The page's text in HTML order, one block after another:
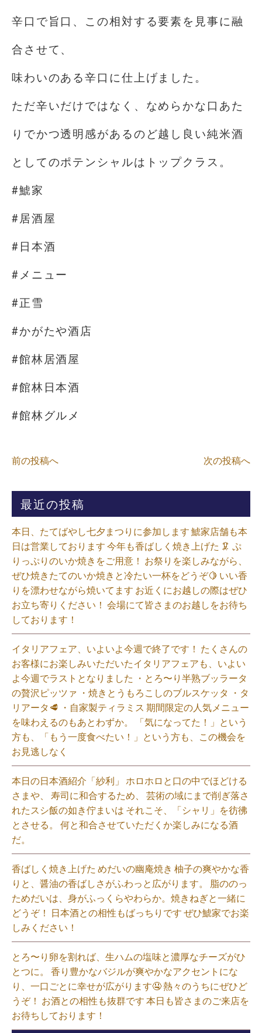
辛口で旨口、この相対する要素を見事に融
合させて、
味わいのある辛口に仕上げました。
ただ辛いだけではなく、なめらかな口あた
りでかつ透明感があるのど越し良い純米酒
としてのポテンシャルはトップクラス。
#鯱家
#居酒屋
#日本酒
#メニュー
#正雪
#かがたや酒店
#館林居酒屋
#館林日本酒
#館林グルメ
前の投稿へ 次の投稿へ
最近の投稿
本日、たてばやし七夕まつりに参加します 鯱家店舗も本
日は営業しております️ 今年も香ばしく焼き上げた 🦑 ぷ
りっぷりのいか焼きをご用意！ お祭りを楽しみながら、
ぜひ焼きたてのいか焼きと冷たい一杯をどうぞ🍋 いい香
りを漂わせながら焼いてます お近くにお越しの際はぜひ
お立ち寄りください！ 会場にて皆さまのお越しをお待ち
しております！
イタリアフェア、いよいよ今週で終了です！ たくさんの
お客様にお楽しみいただいたイタリアフェアも、いよい
よ今週でラストとなりました ・とろ〜り半熟ブッラータ
の贅沢ピッツァ ・焼きとうもろこしのブルスケッタ ・タ
リアータ🥩 ・自家製ティラミス 期間限定の人気メニュー
を味わえるのもあとわずか。 「気になってた！」という
方も、「もう一度食べたい！」という方も、この機会を
お見逃しなく⁡
本日の日本酒紹介「紗利」 ホロホロと口の中でほどける
さまや、 寿司に和合するため、 芸術の域にまで削ぎ落さ
れたスシ飯の如き佇まいは それこそ、「シャリ」を彷彿
とさせる。 何と和合させていただくか楽しみになる酒
だ。⁡
香ばしく焼き上げた めだいの幽庵焼き 柚子の爽やかな香
りと、醤油の香ばしさがふわっと広がります。 脂ののっ
ためだいは、身がふっくらやわらか。焼きねぎと一緒に
どうぞ！ 日本酒との相性もばっちりです ぜひ鯱家でお楽
しみください！⁡
とろ〜り卵を割れば、生ハムの塩味と濃厚なチーズがひ
とつに。 香り豊かなバジルが爽やかなアクセントにな
り、一口ごとに幸せが広がります🤤 熱々のうちにぜひど
うぞ！ お酒との相性も抜群です 本日も皆さまのご来店を
お待ちしております！⁡